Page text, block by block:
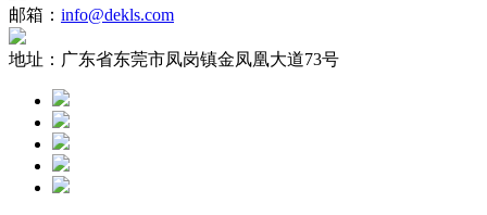
邮箱： info@dekls.com
地址： 广东省东莞市凤岗镇金凤凰大道73号